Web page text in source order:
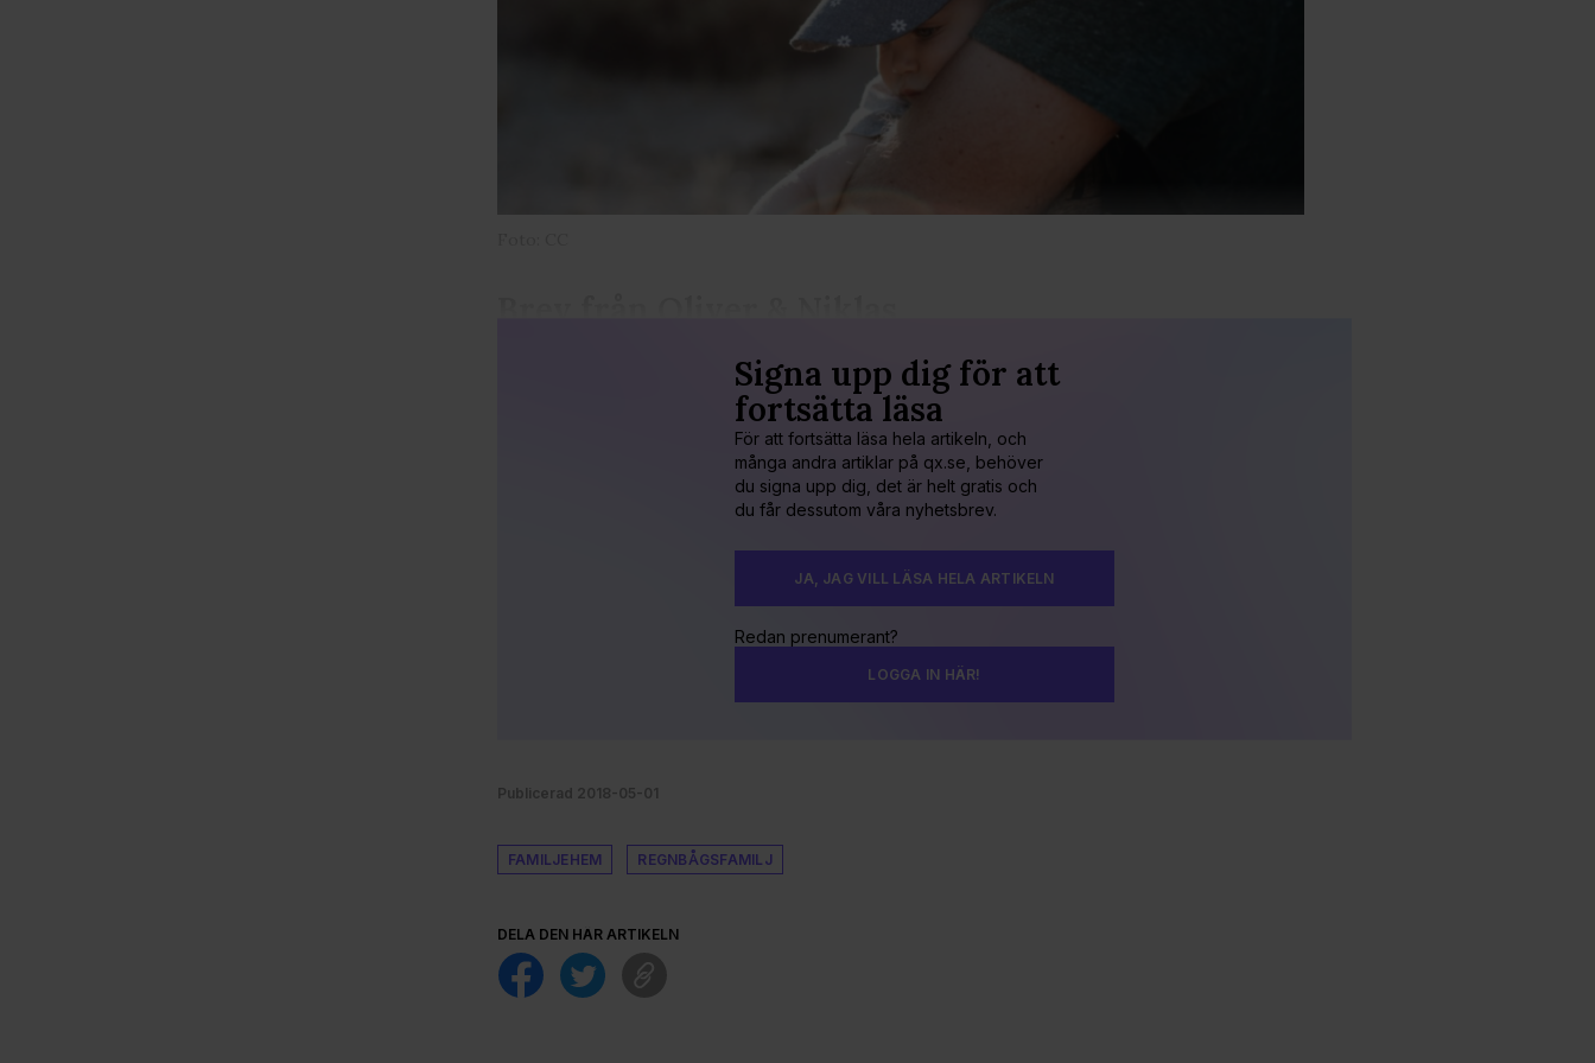
Signa upp dig för att
fortsätta läsa
För att fortsätta läsa hela artikeln, och
många andra artiklar på qx.se, behöver
du signa upp dig, det är helt gratis och
du får dessutom våra nyhetsbrev.
JA, JAG VILL LÄSA HELA ARTIKELN
Redan prenumerant?
LOGGA IN HÄR!
Publicerad 2018-05-01
FAMILJEHEM REGNBÅGSFAMILJ
DELA DEN HÄR ARTIKELN